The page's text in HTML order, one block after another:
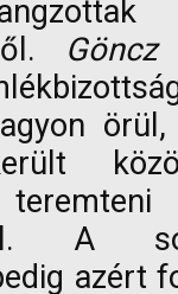
Göncz
teremteni
A
azért